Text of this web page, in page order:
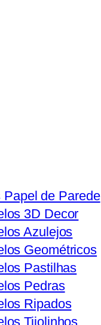
Papel de Parede
3D Decor
Azulejos
Geométricos
Pastilhas
Pedras
Ripados
Tijolinhos